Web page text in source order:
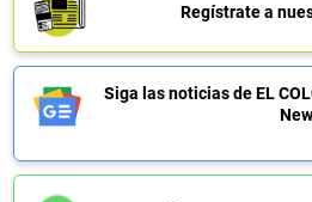
Regístrate a
Siga las noticias de EL